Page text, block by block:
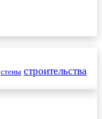
стены строительства